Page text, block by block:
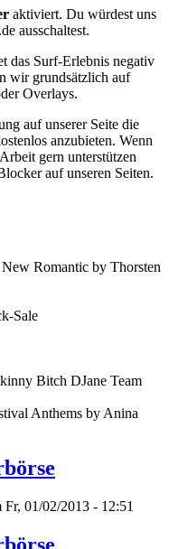
aktiviert. Du würdest uns
ausschaltest.
das Surf-Erlebnis negativ
wir grundsätzlich auf
Overlays.
auf unserer Seite die
anzubieten. Wenn
gern unterstützen
auf unseren Seiten.
Romantic by Thorsten
Sale
Bitch DJane Team
Anthems by Anina
Fr, 01/02/2013 - 12:51